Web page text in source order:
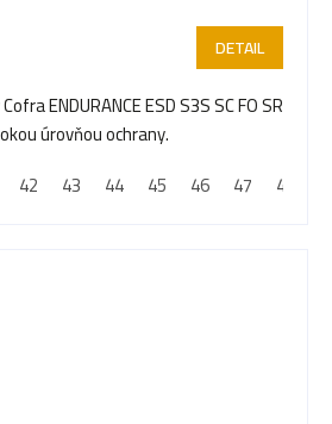
DETAIL
ENDURANCE ESD S3S SC FO SR
úrovňou ochrany.
42 43 44 45 46 47 48